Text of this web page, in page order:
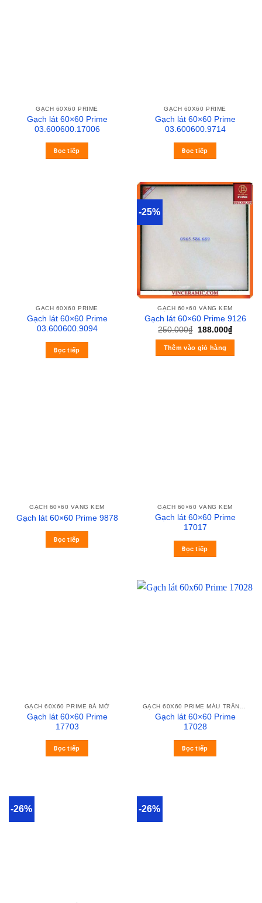
GẠCH 60X60 PRIME
Gạch lát 60×60 Prime
03.600600.17006
Đọc tiếp
GẠCH 60X60 PRIME
Gạch lát 60×60 Prime
03.600600.9714
Đọc tiếp
GẠCH 60X60 PRIME
Gạch lát 60×60 Prime
03.600600.9094
Đọc tiếp
-25%
GẠCH 60×60 VÀNG KEM
Gạch lát 60×60 Prime 9126
250.000₫ 188.000₫
Thêm vào giỏ hàng
GẠCH 60×60 VÀNG KEM
Gạch lát 60×60 Prime 9878
Đọc tiếp
GẠCH 60×60 VÀNG KEM
Gạch lát 60×60 Prime
17017
Đọc tiếp
GẠCH 60X60 PRIME ĐÁ MỜ
Gạch lát 60×60 Prime
17703
Đọc tiếp
Gạch lát 60×60 Prime
17028
Đọc tiếp
-26% -26%